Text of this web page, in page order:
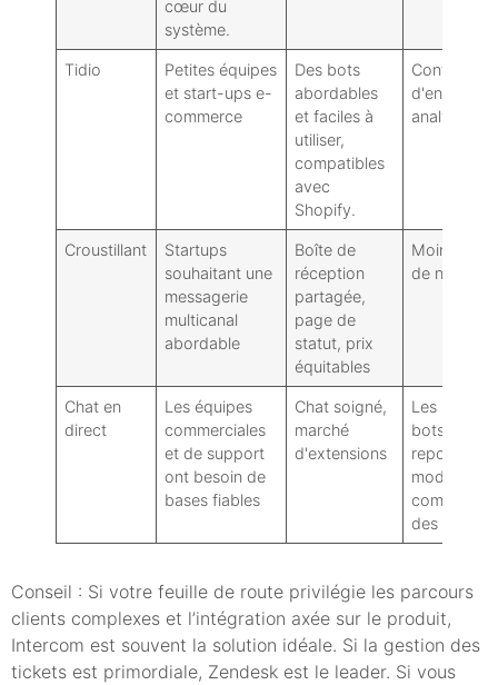
cœur du
système.
Tidio
Petites équipes
et start-ups e-
commerce
Des bots
abordables
et faciles à
utiliser,
compatibles
avec
Shopify.
Contrôles
analyses
Croustillant
Startups
souhaitant une
messagerie
multicanal
abordable
Boîte de
réception
partagée,
page de
statut, prix
équitables
Moins de
de niveau
Chat en
direct
Les équipes
commerciales
et de support
ont besoin de
bases fiables
Chat soigné,
marché
d'extensions
Les
bots/
reposent
modules
des
Conseil : Si votre feuille de route privilégie les parcours
clients complexes et l’intégration axée sur le produit,
Intercom est souvent la solution idéale. Si la gestion des
tickets est primordiale, Zendesk est le leader. Si vous